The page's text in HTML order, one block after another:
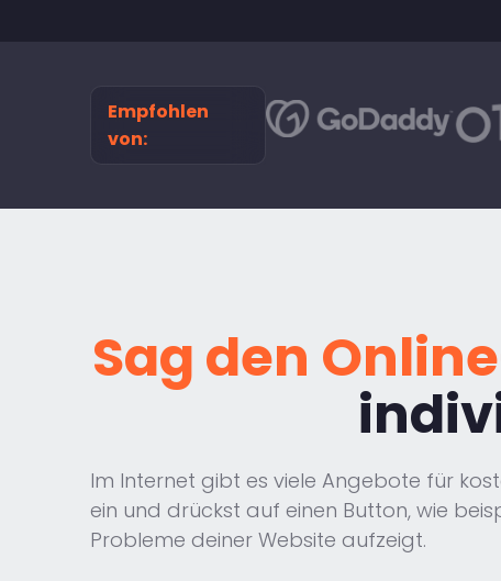
Empfohlen
von:
Sag den
Im Internet gibt es viele Angebote für
ein und drückst auf einen Button, wie
Probleme deiner Website aufzeigt.